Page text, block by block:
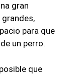
gran
para que
un perro.
que